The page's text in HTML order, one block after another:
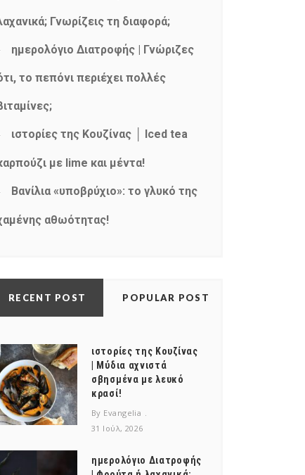
Γνωρίζεις τη διαφορά;
ημερολόγιο Διατροφής | Γνώριζες
το πεπόνι περιέχει πολλές
ιστορίες της Κουζίνας │ Iced tea
με lime και μέντα!
Βανίλια «υποβρύχιο»: το γλυκό της
αθωότητας!
RECENT POST POPULAR POST
ιστορίες της Κουζίνας
| Μύδια αχνιστά
σβησμένα με λευκό
κρασί!
By Evangelia
31 Ιούλ, 2026
ημερολόγιο Διατροφής